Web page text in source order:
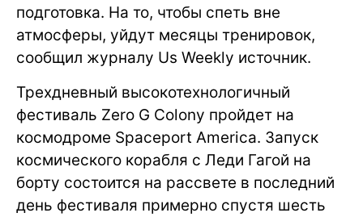
подготовка. На то, чтобы спеть вне
атмосферы, уйдут месяцы тренировок,
сообщил журналу Us Weekly источник.
Трехдневный высокотехнологичный
фестиваль Zero G Colony пройдет на
космодроме Spaceport America. Запуск
космического корабля с Леди Гагой на
борту состоится на рассвете в последний
день фестиваля примерно спустя шесть